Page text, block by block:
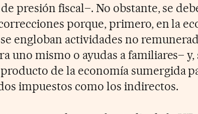
presión fiscal–. No obstante, se
porque, primero, en la
engloban actividades no
uno mismo o ayudas a familiares– y,
de la economía sumergida
impuestos como los indirectos.